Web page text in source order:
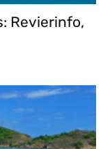
Revierinfo,